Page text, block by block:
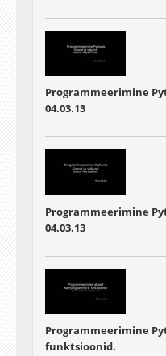
Programmeerimine
04.03.13
Programmeerimine
04.03.13
Programmeerimine
funktsioonid.